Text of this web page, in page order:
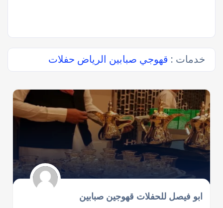
خدمات : قهوجي صبابين الرياض حفلات
ابو فيصل للحفلات قهوجين صبابين